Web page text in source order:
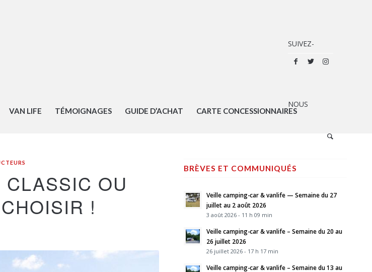
VAN LIFE TÉMOIGNAGES GUIDE D’ACHAT CARTE CONCESSIONNAIRES
CLASSIC OU
!
BRÈVES ET COMMUNIQUÉS
Veille camping-car & vanlife — Semaine du 27
juillet au 2 août 2026
3 août 2026 - 11 h 09 min
Veille camping-car & vanlife – Semaine du 20 au
26 juillet 2026
26 juillet 2026 - 17 h 17 min
Veille camping-car & vanlife – Semaine du 13 au